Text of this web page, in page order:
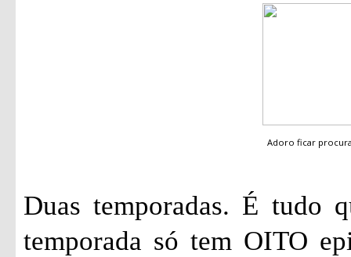
Adoro ficar
Duas temporadas. É tudo
temporada só tem OITO